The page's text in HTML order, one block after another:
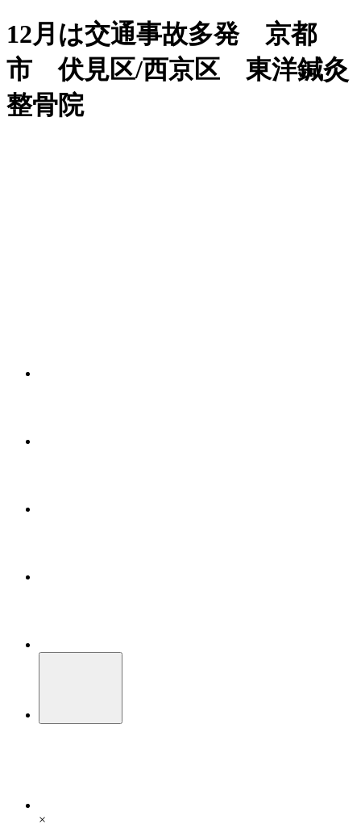
12月は交通事故多発 京都
市 伏見区/西京区 東洋鍼灸
整骨院
×